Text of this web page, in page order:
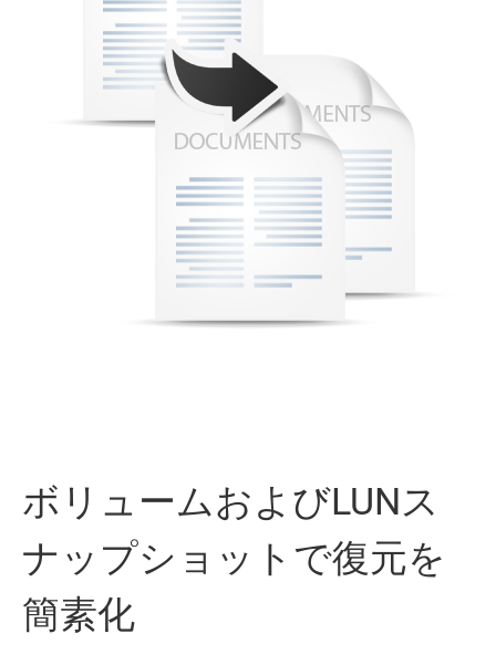
ボリュームおよびLUNス
ナップショットで復元を
簡素化